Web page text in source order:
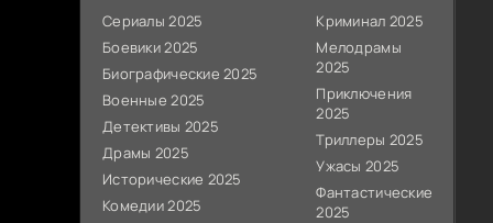
Сериалы 2025
Боевики 2025
Биографические 2025
Военные 2025
Детективы 2025
Драмы 2025
Исторические 2025
Комедии 2025
Криминал 2025
Мелодрамы
2025
Приключения
2025
Триллеры 2025
Ужасы 2025
Фантастические
2025